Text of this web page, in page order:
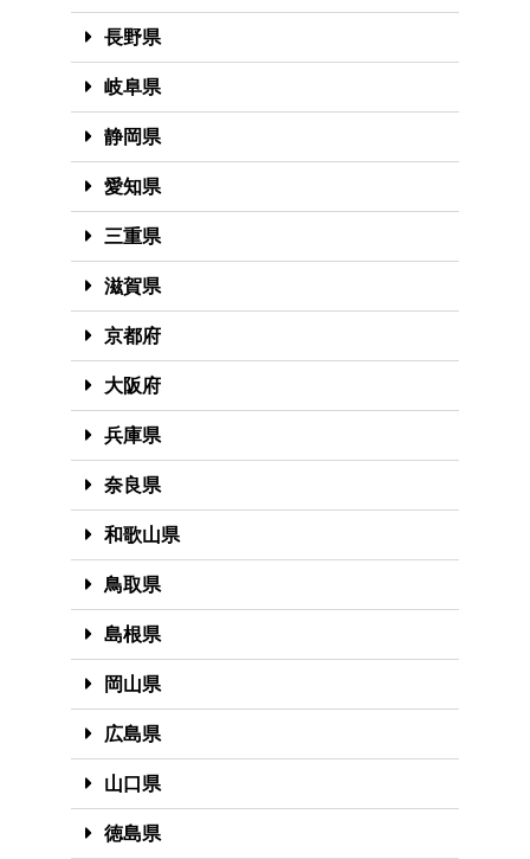
長野県
岐阜県
静岡県
愛知県
三重県
滋賀県
京都府
大阪府
兵庫県
奈良県
和歌山県
鳥取県
島根県
岡山県
広島県
山口県
徳島県